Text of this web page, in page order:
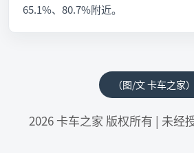
65.1%、80.7%附近。
（图/文 卡车之家）
2026 卡车之家 版权所有 | 未经